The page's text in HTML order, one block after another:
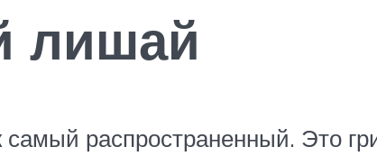
лишай
распространенный. Это